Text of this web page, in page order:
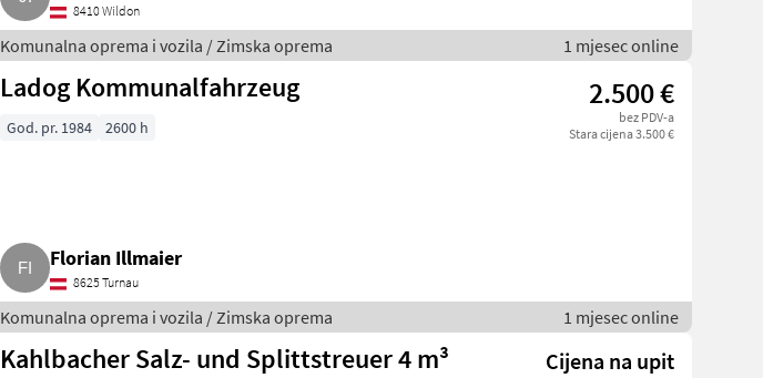
8410 Wildon
Komunalna oprema i vozila / Zimska oprema 1 mjesec online
Ladog Kommunalfahrzeug 2.500 €
bez PDV-a
Stara cijena 3.500 €
God. pr. 1984 2600 h
Florian Illmaier
8625 Turnau
Komunalna oprema i vozila / Zimska oprema 1 mjesec online
Kahlbacher Salz- und Splittstreuer 4 m³ Cijena na upit